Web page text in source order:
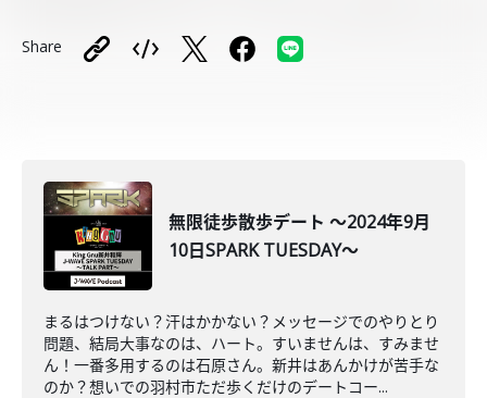
Share
無限徒歩散歩デート ～2024年9月
10日SPARK TUESDAY～
まるはつけない？汗はかかない？メッセージでのやりとり
問題、結局大事なのは、ハート。すいませんは、すみませ
ん！一番多用するのは石原さん。新井はあんかけが苦手な
のか？想いでの羽村市ただ歩くだけのデートコー...